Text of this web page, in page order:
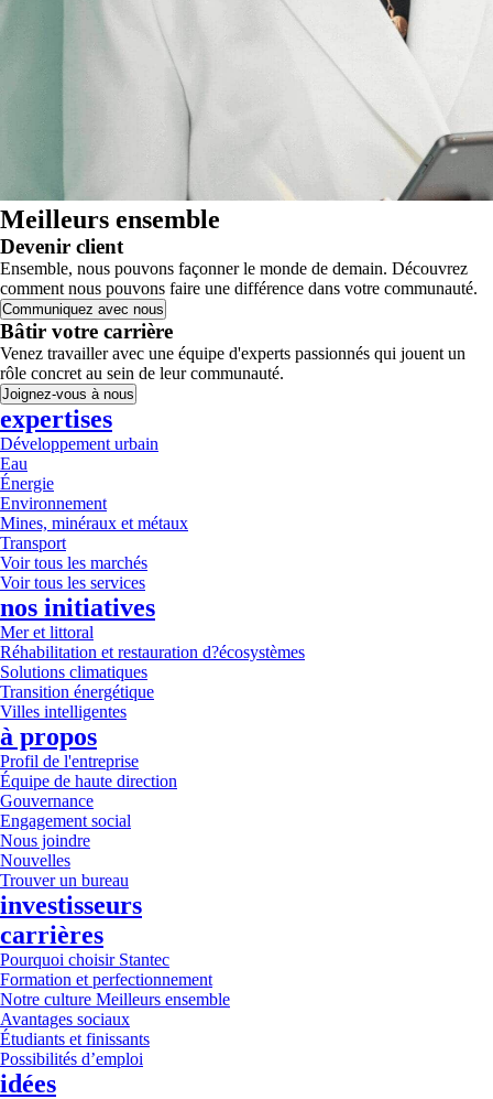
Meilleurs ensemble
Devenir client
Ensemble, nous pouvons façonner le monde de demain. Découvrez
comment nous pouvons faire une différence dans votre communauté.
Communiquez avec nous
Bâtir votre carrière
Venez travailler avec une équipe d'experts passionnés qui jouent un
rôle concret au sein de leur communauté.
Joignez-vous à nous
expertises
Développement urbain
Eau
Énergie
Environnement
Mines, minéraux et métaux
Transport
Voir tous les marchés
Voir tous les services
nos initiatives
Mer et littoral
Réhabilitation et restauration d?écosystèmes
Solutions climatiques
Transition énergétique
Villes intelligentes
à propos
Profil de l'entreprise
Équipe de haute direction
Gouvernance
Engagement social
Nous joindre
Nouvelles
Trouver un bureau
investisseurs
carrières
Pourquoi choisir Stantec
Formation et perfectionnement
Notre culture Meilleurs ensemble
Avantages sociaux
Étudiants et finissants
Possibilités d’emploi
idées